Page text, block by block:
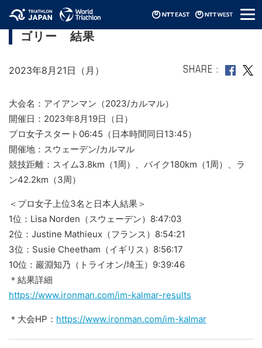
メ
ニ
アイアンマン（2023/カルマル）プロカテ
ゴリー 結果
2023年8月21日（月） SHARE
大会名：アイアンマン（2023/カルマル）
開催日：2023年8月19日（日）
プロ女子スタート06:45（日本時間同日13:45）
開催地：スウェーデン/カルマル
競技距離：スイム3.8km（1周）、バイク180km（1周）、ラ
ン42.2km（3周）
＜プロ女子上位3名と日本人結果＞
1位：Lisa Norden（スウェーデン）8:47:03
2位：Justine Mathieux（フランス）8:54:21
3位：Susie Cheetham（イギリス）8:56:17
10位：巖淵知乃（トライオン/埼玉）9:39:46
＊結果詳細
https://www.ironman.com/im-kalmar-results
＊大会HP： https://www.ironman.com/im-kalmar